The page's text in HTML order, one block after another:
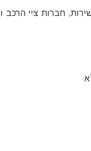
חברות ציי הרכב